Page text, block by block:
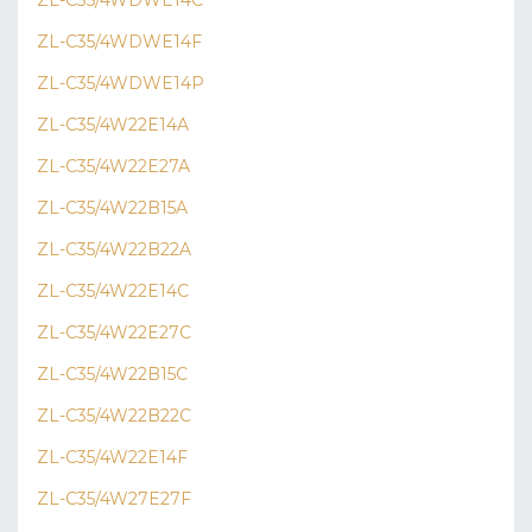
ZL-C35/4WDWE14F
ZL-C35/4WDWE14P
ZL-C35/4W22E14A
ZL-C35/4W22E27A
ZL-C35/4W22B15A
ZL-C35/4W22B22A
ZL-C35/4W22E14C
ZL-C35/4W22E27C
ZL-C35/4W22B15C
ZL-C35/4W22B22C
ZL-C35/4W22E14F
ZL-C35/4W27E27F